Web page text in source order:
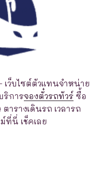
เว็บไซต์ตัวแทนจำหน่าย
ริการจองตั๋วรถทัวร์ ซื้อ
ารางเดินรถ เวลารถ
ที่นี่ เช็คเลย